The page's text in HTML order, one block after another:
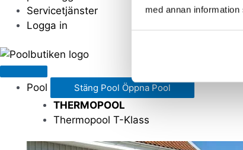
med annan
Servicetjänster
Logga in
Pool Stäng Pool Öppna Pool
THERMOPOOL
Thermopool T-Klass